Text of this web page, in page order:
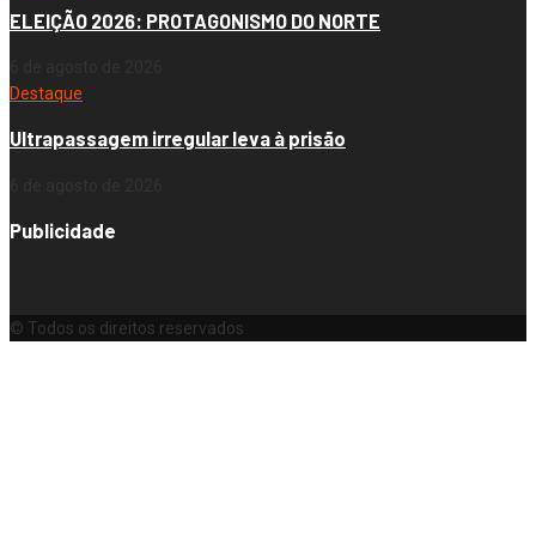
ELEIÇÃO 2026: PROTAGONISMO DO NORTE
Destaque
Ultrapassagem irregular leva à prisão
Publicidade
© Todos os direitos reservados